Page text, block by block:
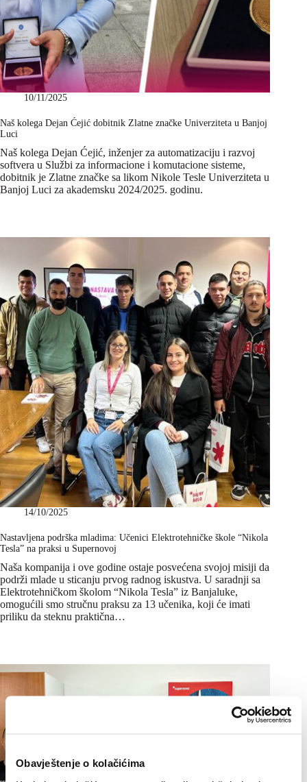
Obavještenje o kolačićima
10/11/2025
Naš kolega Dejan Ćejić dobitnik Zlatne značke Univerziteta u Banjoj
Luci
Naš kolega Dejan Ćejić, inženjer za automatizaciju i razvoj
softvera u Službi za informacione i komutacione sisteme,
dobitnik je Zlatne značke sa likom Nikole Tesle Univerziteta u
Banjoj Luci za akademsku 2024/2025. godinu.
14/10/2025
Nastavljena podrška mladima: Učenici Elektrotehničke škole “Nikola
Tesla” na praksi u Supernovoj
Naša kompanija i ove godine ostaje posvećena svojoj misiji da
podrži mlade u sticanju prvog radnog iskustva. U saradnji sa
Elektrotehničkom školom “Nikola Tesla” iz Banjaluke,
omogućili smo stručnu praksu za 13 učenika, koji će imati
priliku da steknu praktična…